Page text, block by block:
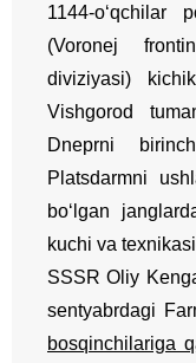
1144-o‘qchilar
(Voronej
diviziyasi)
Vishgorod
Dneprni
Platsdarmni
bo‘lgan
kuchi va
SSSR Oliy
sentyabrdagi
bosqinchilariga